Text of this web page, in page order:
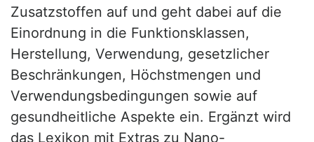
Zusatzstoffen auf und geht dabei auf die
Einordnung in die Funktionsklassen,
Herstellung, Verwendung, gesetzlicher
Beschränkungen, Höchstmengen und
Verwendungsbedingungen sowie auf
gesundheitliche Aspekte ein. Ergänzt wird
das Lexikon mit Extras zu Nano-